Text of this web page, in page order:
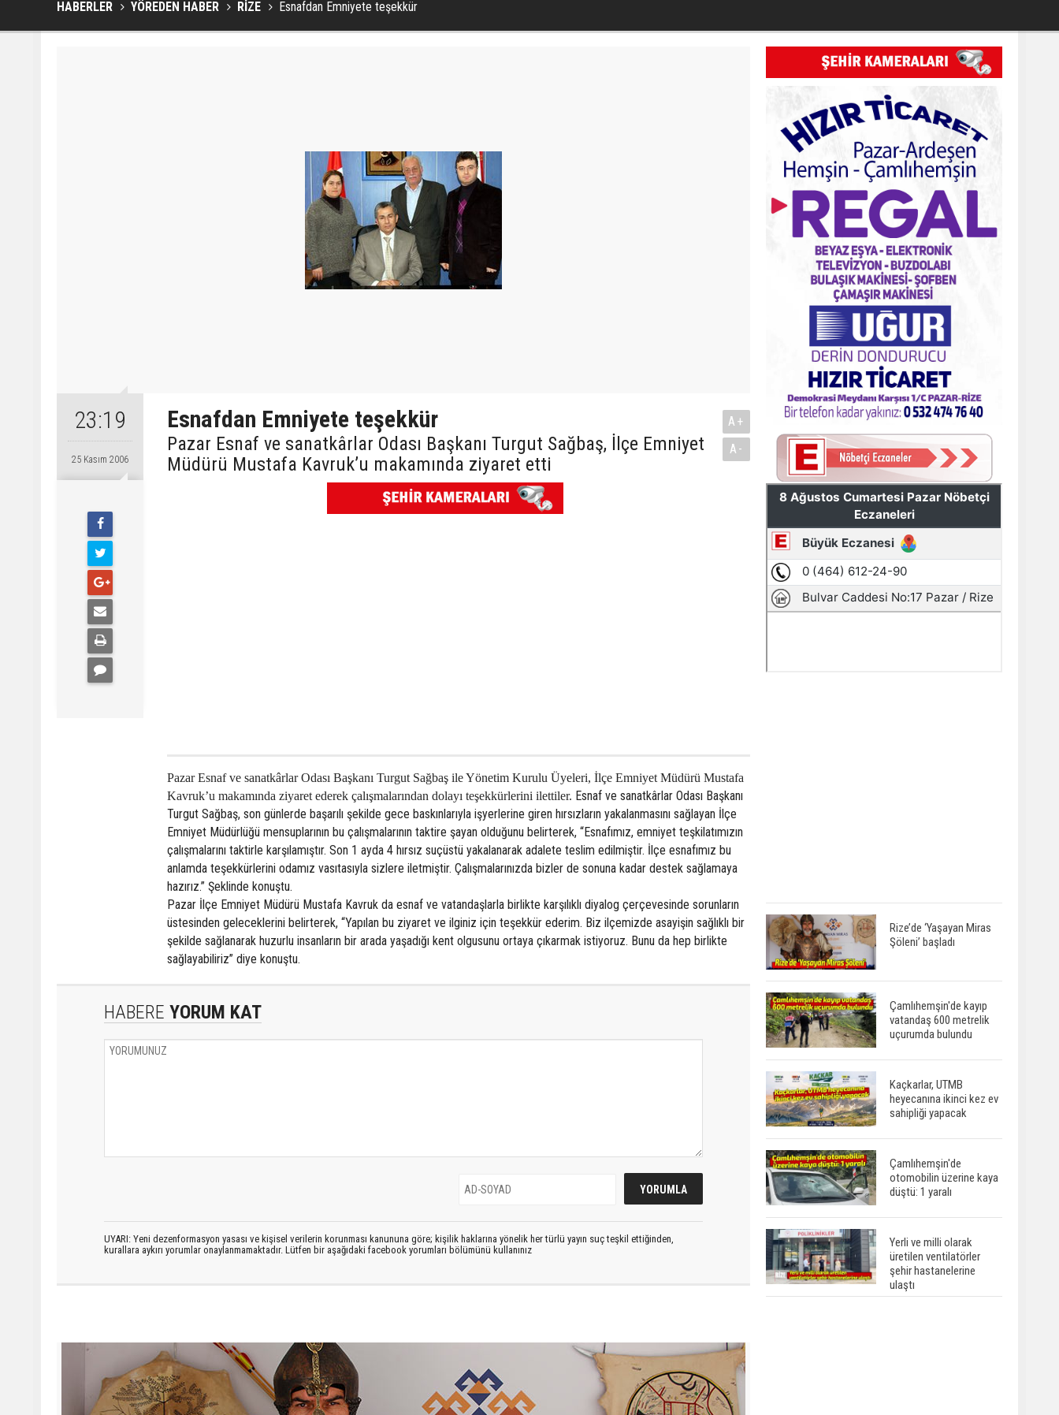
HABERLER YÖREDEN HABER RİZE Esnafdan Emniyete teşekkür
23:19
25 Kasım 2006
Esnafdan Emniyete teşekkür
Pazar Esnaf ve sanatkârlar Odası Başkanı Turgut Sağbaş, İlçe Emniyet
Müdürü Mustafa Kavruk’u makamında ziyaret etti
A+
A-
Pazar Esnaf ve sanatkârlar Odası Başkanı Turgut Sağbaş ile Yönetim Kurulu Üyeleri, İlçe Emniyet Müdürü Mustafa
Kavruk’u makamında ziyaret ederek çalışmalarından dolayı teşekkürlerini ilettiler. Esnaf ve sanatkârlar Odası Başkanı
Turgut Sağbaş, son günlerde başarılı şekilde gece baskınlarıyla işyerlerine giren hırsızların yakalanmasını sağlayan İlçe
Emniyet Müdürlüğü mensuplarının bu çalışmalarının taktire şayan olduğunu belirterek, “Esnafımız, emniyet teşkilatımızın
çalışmalarını taktirle karşılamıştır. Son 1 ayda 4 hırsız suçüstü yakalanarak adalete teslim edilmiştir. İlçe esnafımız bu
anlamda teşekkürlerini odamız vasıtasıyla sizlere iletmiştir. Çalışmalarınızda bizler de sonuna kadar destek sağlamaya
hazırız.” Şeklinde konuştu.
Pazar İlçe Emniyet Müdürü Mustafa Kavruk da esnaf ve vatandaşlarla birlikte karşılıklı diyalog çerçevesinde sorunların
üstesinden geleceklerini belirterek, “Yapılan bu ziyaret ve ilginiz için teşekkür ederim. Biz ilçemizde asayişin sağlıklı bir
şekilde sağlanarak huzurlu insanların bir arada yaşadığı kent olgusunu ortaya çıkarmak istiyoruz. Bunu da hep birlikte
sağlayabiliriz” diye konuştu.
HABERE YORUM KAT
UYARI: Yeni dezenformasyon yasası ve kişisel verilerin korunması kanununa göre; kişilik haklarına yönelik her türlü yayın suç teşkil ettiğinden,
kurallara aykırı yorumlar onaylanmamaktadır. Lütfen bir aşağıdaki facebook yorumları bölümünü kullanınız
Rize’de ‘Yaşayan Miras
Şöleni’ başladı
Çamlıhemşin'de kayıp
vatandaş 600 metrelik
uçurumda bulundu
Kaçkarlar, UTMB
heyecanına ikinci kez ev
sahipliği yapacak
Çamlıhemşin'de
otomobilin üzerine kaya
düştü: 1 yaralı
Yerli ve milli olarak
üretilen ventilatörler
şehir hastanelerine
ulaştı